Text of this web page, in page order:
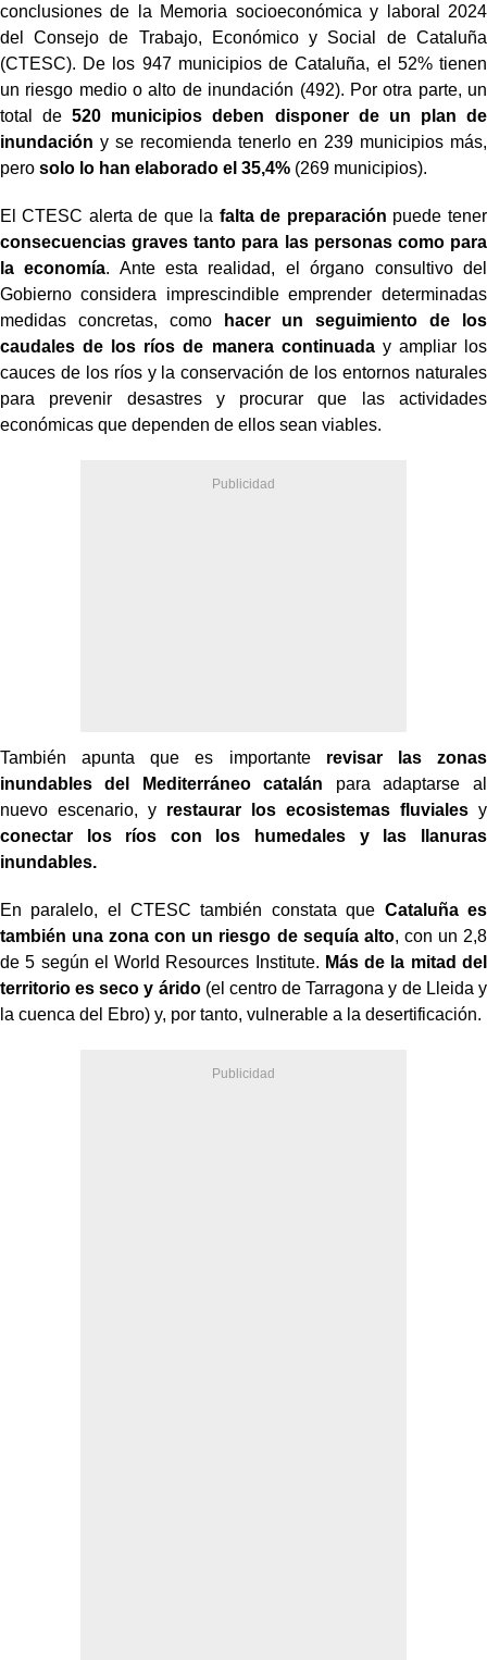
conclusiones de la Memoria socioeconómica y laboral 2024
del Consejo de Trabajo, Económico y Social de Cataluña
(CTESC). De los 947 municipios de Cataluña, el 52% tienen
un riesgo medio o alto de inundación (492). Por otra parte, un
total de520 municipios deben disponer de un plan de
inundación y se recomienda tenerlo en 239 municipios más,
pero solo lo han elaborado el 35,4% (269 municipios).
El CTESC alerta de que la falta de preparación puede tener
consecuencias graves tanto para las personas como para
la economía. Ante esta realidad, el órgano consultivo del
Gobierno considera imprescindible emprender determinadas
medidas concretas, como
hacer un seguimiento de los
caudales de los ríos de manera continuaday ampliar los
cauces de los ríos y la conservación de los entornos naturales
para prevenir desastres y procurar que las actividades
económicas que dependen de ellos sean viables.
También apunta que es importante revisar las zonas
inundables del Mediterráneo
catalán para adaptarse al
nuevo escenario, y restaurar los ecosistemas fluvialesy
conectar los ríos con los humedales y las llanuras
inundables.
En paralelo, el CTESC también constata que Cataluña es
también una zona con un riesgo de sequía alto, con un 2,8
de 5 según el World Resources Institute. Más de la mitad del
territorio es seco y árido(el centro de Tarragona y de Lleida y
la cuenca del Ebro) y, por tanto, vulnerable a la desertificación.